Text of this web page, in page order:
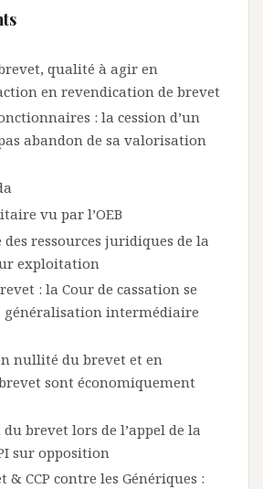
qualité à agir en
en revendication de brevet
: la cession d’un
abandon de sa valorisation
vu par l’OEB
ressources juridiques de la
exploitation
: la Cour de cassation se
généralisation intermédiaire
nullité du brevet et en
sont économiquement
brevet lors de l’appel de la
sur opposition
& CCP contre les Génériques :